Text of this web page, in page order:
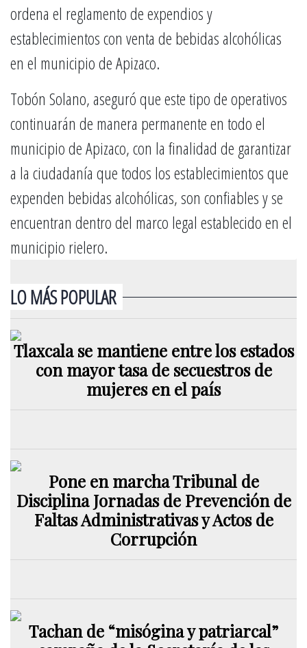
ordena el reglamento de expendios y
establecimientos con venta de bebidas alcohólicas
en el municipio de Apizaco.
Tobón Solano, aseguró que este tipo de operativos
continuarán de manera permanente en todo el
municipio de Apizaco, con la finalidad de garantizar
a la ciudadanía que todos los establecimientos que
expenden bebidas alcohólicas, son confiables y se
encuentran dentro del marco legal establecido en el
municipio rielero.
LO MÁS POPULAR
Tlaxcala se mantiene entre los estados
con mayor tasa de secuestros de
mujeres en el país
Pone en marcha Tribunal de
Disciplina Jornadas de Prevención de
Faltas Administrativas y Actos de
Corrupción
Tachan de “misógina y patriarcal”